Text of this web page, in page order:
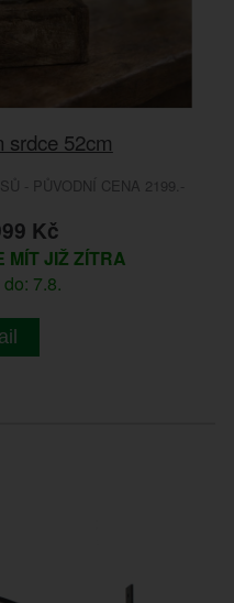
srdce 52cm
- PŮVODNÍ CENA 2199.-
Kč
MÍT JIŽ ZÍTRA
7.8.